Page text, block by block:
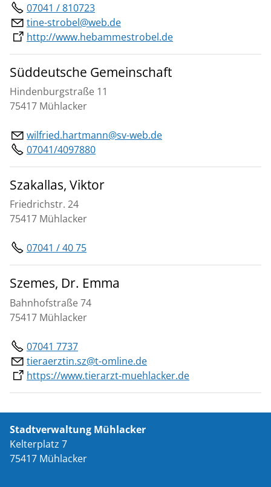
07041 / 810723
tine-strobel@web.de
http://www.hebammestrobel.de
Süddeutsche Gemeinschaft
Hindenburgstraße 11
75417 Mühlacker
wilfried.hartmann@sv-web.de
07041/4097880
Szakallas, Viktor
Friedrichstr. 24
75417 Mühlacker
07041 / 40 75
Szemes, Dr. Emma
Bahnhofstraße 74
75417 Mühlacker
07041 7737
tieraerztin.sz@t-omline.de
https://www.tierarzt-muehlacker.de
Stadtverwaltung Mühlacker
Kelterplatz 7
75417 Mühlacker